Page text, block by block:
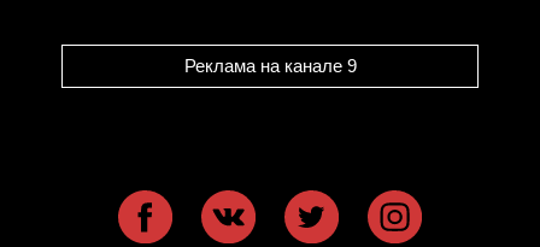
Реклама на канале 9